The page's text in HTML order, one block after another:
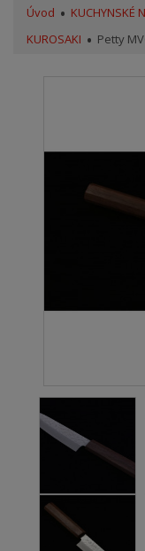
Úvod KUCHYNSKÉ
KUROSAKI
Petty